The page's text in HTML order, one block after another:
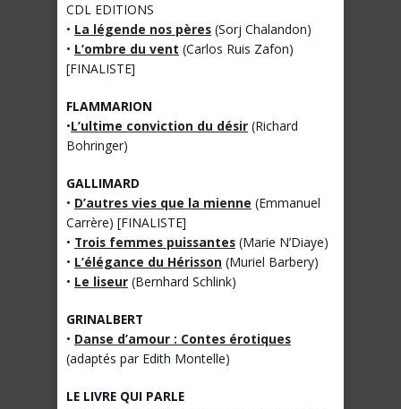
CDL EDITIONS
• La légende nos pères (Sorj Chalandon)
• L’ombre du vent (Carlos Ruis Zafon)
[FINALISTE]
FLAMMARION
•L’ultime conviction du désir (Richard
Bohringer)
GALLIMARD
• D’autres vies que la mienne (Emmanuel
Carrère) [FINALISTE]
• Trois femmes puissantes (Marie N’Diaye)
• L’élégance du Hérisson (Muriel Barbery)
• Le liseur (Bernhard Schlink)
GRINALBERT
• Danse d’amour : Contes érotiques
(adaptés par Edith Montelle)
LE LIVRE QUI PARLE